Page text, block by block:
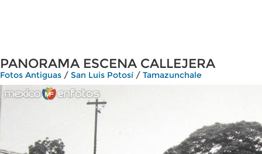
PANORAMA ESCENA CALLEJERA
Fotos Antiguas / San Luis Potosí / Tamazunchale